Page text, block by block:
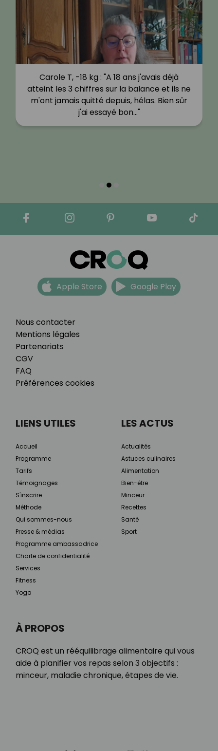
Carole T, -18 kg : "A 18 ans j'avais déjà
atteint les 3 chiffres sur la balance et ils ne
m'ont jamais quitté depuis, hélas. Bien sûr
j'ai essayé bon…"
Nous contacter
Mentions légales
Partenariats
CGV
FAQ
Préférences cookies
Apple Store Google Play
À PROPOS
CROQ est un rééquilibrage alimentaire qui vous
aide à planifier vos repas selon 3 objectifs :
minceur, maladie chronique, étapes de vie.
LIENS UTILES
Accueil
Programme
Tarifs
Témoignages
S'inscrire
Méthode
Qui sommes-nous
Presse & médias
Programme ambassadrice
Charte de confidentialité
Services
Fitness
Yoga
LES ACTUS
Actualités
Astuces culinaires
Alimentation
Bien-être
Minceur
Recettes
Santé
Sport